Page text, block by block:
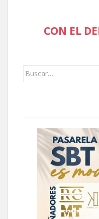
CON EL
Buscar: